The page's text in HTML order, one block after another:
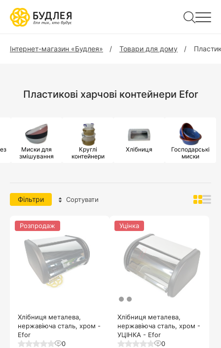
Інтернет-магазин «Будлея» Товари для дому
Пластикові харчові контейнери Efor
Миски для
змішування
Круглі
контейнери
Хлібниця
Господарські
миски
Фільтри Сортувати
Хлібниця металева,
нержавіюча сталь, хром -
Efor
0
Розпродаж
Хлібниця металева,
нержавіюча сталь, хром -
УЦІНКА - Efor
0
Уцінка